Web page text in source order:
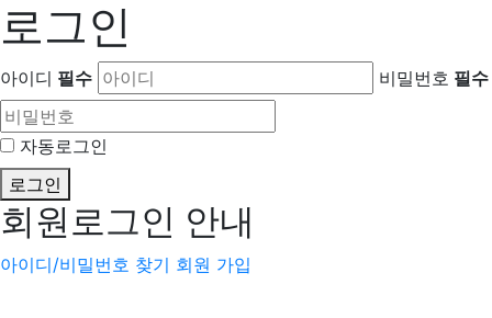
로그인
아이디 필수 비밀번호 필수
자동로그인
로그인
회원로그인 안내
아이디/비밀번호 찾기 회원 가입